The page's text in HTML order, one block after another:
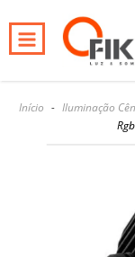
Início - Iluminação